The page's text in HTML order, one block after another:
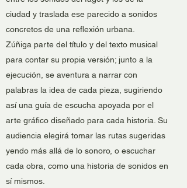
ciudad y traslada ese parecido a sonidos
concretos de una reflexión urbana.
Zúñiga parte del título y del texto musical
para contar su propia versión; junto a la
ejecución, se aventura a narrar con
palabras la idea de cada pieza, sugiriendo
así una guía de escucha apoyada por el
arte gráfico diseñado para cada historia. Su
audiencia elegirá tomar las rutas sugeridas
yendo más allá de lo sonoro, o escuchar
cada obra, como una historia de sonidos en
sí mismos.